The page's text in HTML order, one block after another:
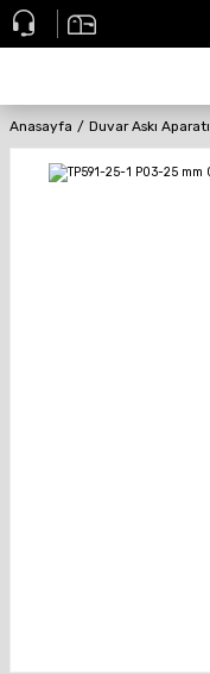
Anasayfa Duvar Askı Aparatı